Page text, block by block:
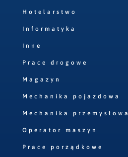
Hotelarstwo
Informatyka
Inne
Prace drogowe
Magazyn
Mechanika pojazdowa
Mechanika przemysłowa
Operator maszyn
Prace porządkowe